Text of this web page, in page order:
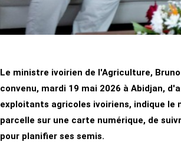
Le ministre ivoirien de l'Agriculture,
convenu, mardi 19 mai 2026 à Abidjan,
exploitants agricoles ivoiriens, indique
parcelle sur une carte numérique, de
pour planifier ses semis.